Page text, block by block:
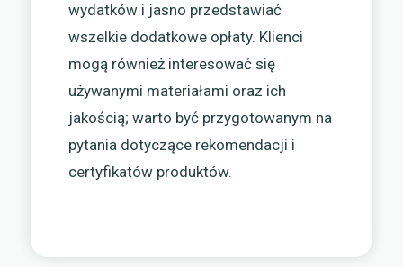
wydatków i jasno przedstawiać
wszelkie dodatkowe opłaty. Klienci
mogą również interesować się
używanymi materiałami oraz ich
jakością; warto być przygotowanym na
pytania dotyczące rekomendacji i
certyfikatów produktów.